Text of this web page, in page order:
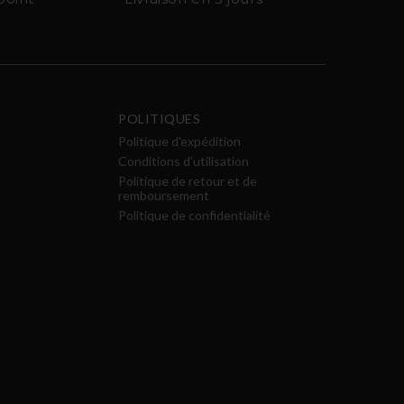
POLITIQUES
Politique d'expédition
Conditions d'utilisation
Politique de retour et de
remboursement
Politique de confidentialité